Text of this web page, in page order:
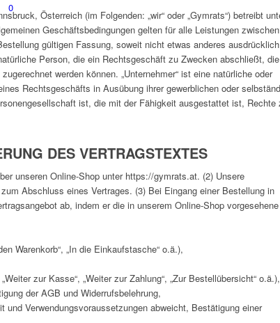
0
Österreich (im Folgenden: „wir“ oder „Gymrats“) betreibt
Geschäftsbedingungen gelten für alle Leistungen
gültigen Fassung, soweit nicht etwas anderes ausdrücklich
Person, die ein Rechtsgeschäft zu Zwecken abschließt, die
werden können. „Unternehmer“ ist eine natürliche oder
Rechtsgeschäfts in Ausübung ihrer gewerblichen oder
ist, die mit der Fähigkeit ausgestattet ist, Rechte
DES VERTRAGSTEXTES
unseren Online-Shop unter https://gymrats.at. (2) Unsere
Abschluss eines Vertrages. (3) Bei Eingang einer Bestellung in
ab, indem er die in unserem Online-Shop vorgesehene
Warenkorb“, „In die Einkaufstasche“ o.ä.),
zur Kasse“, „Weiter zur Zahlung“, „Zur Bestellübersicht“ o.ä.),
der AGB und Widerrufsbelehrung,
Verwendungsvoraussetzungen abweicht, Bestätigung einer